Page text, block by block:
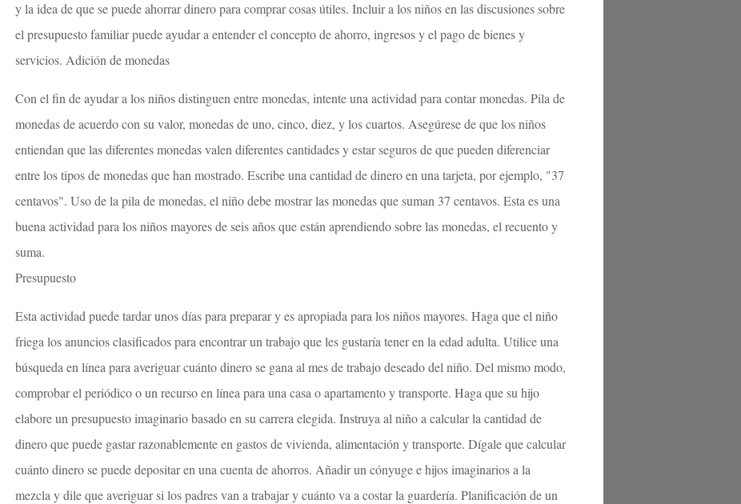
y la idea de que se puede ahorrar dinero para comprar cosas útiles. Incluir a los niños en las discusiones sobre
el presupuesto familiar puede ayudar a entender el concepto de ahorro, ingresos y el pago de bienes y
servicios. Adición de monedas
Con el fin de ayudar a los niños distinguen entre monedas, intente una actividad para contar monedas. Pila de
monedas de acuerdo con su valor, monedas de uno, cinco, diez, y los cuartos. Asegúrese de que los niños
entiendan que las diferentes monedas valen diferentes cantidades y estar seguros de que pueden diferenciar
entre los tipos de monedas que han mostrado. Escribe una cantidad de dinero en una tarjeta, por ejemplo, "37
centavos". Uso de la pila de monedas, el niño debe mostrar las monedas que suman 37 centavos. Esta es una
buena actividad para los niños mayores de seis años que están aprendiendo sobre las monedas, el recuento y
suma.
Presupuesto
Esta actividad puede tardar unos días para preparar y es apropiada para los niños mayores. Haga que el niño
friega los anuncios clasificados para encontrar un trabajo que les gustaría tener en la edad adulta. Utilice una
búsqueda en línea para averiguar cuánto dinero se gana al mes de trabajo deseado del niño. Del mismo modo,
comprobar el periódico o un recurso en línea para una casa o apartamento y transporte. Haga que su hijo
elabore un presupuesto imaginario basado en su carrera elegida. Instruya al niño a calcular la cantidad de
dinero que puede gastar razonablemente en gastos de vivienda, alimentación y transporte. Dígale que calcular
cuánto dinero se puede depositar en una cuenta de ahorros. Añadir un cónyuge e hijos imaginarios a la
mezcla y dile que averiguar si los padres van a trabajar y cuánto va a costar la guardería. Planificación de un